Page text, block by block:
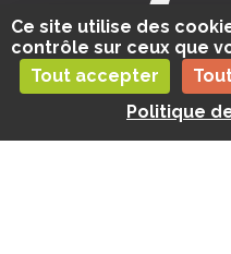
Ce site utilise des
contrôle sur ceux que
Tout accepter
Politique